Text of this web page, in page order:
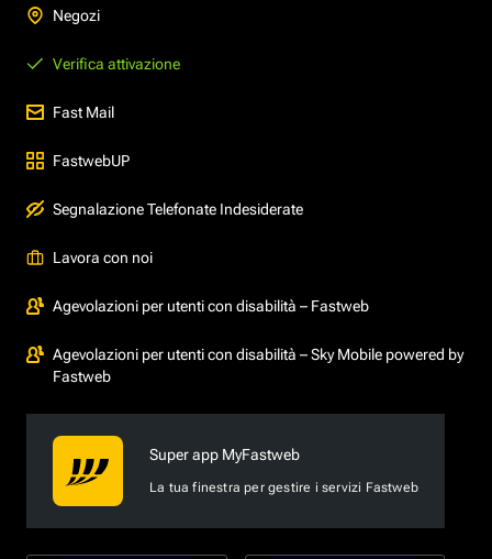
Negozi
Verifica attivazione
Fast Mail
FastwebUP
Segnalazione Telefonate Indesiderate
Lavora con noi
Agevolazioni per utenti con disabilità – Fastweb
Agevolazioni per utenti con disabilità – Sky Mobile powered by
Fastweb
Super app MyFastweb
La tua finestra per gestire i servizi Fastweb